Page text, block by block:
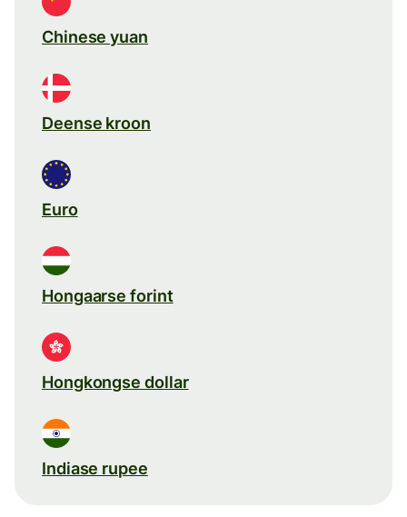
Chinese yuan
Deense kroon
Euro
Hongaarse forint
Hongkongse dollar
Indiase rupee